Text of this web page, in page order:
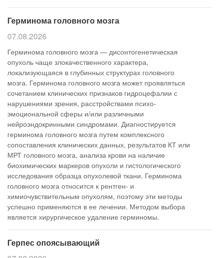
Герминома головного мозга
07.08.2026
Герминома головного мозга — дисонтогенетическая
опухоль чаще злокачественного характера,
локализующаяся в глубинных структурах головного
мозга. Герминома головного мозга может проявляться
сочетанием клинических признаков гидроцефалии с
нарушениями зрения, расстройствами психо-
эмоциональной сферы и/или различными
нейроэндокринными синдромами. Диагностируется
герминома головного мозга путем комплексного
сопоставления клинических данных, результатов КТ или
МРТ головного мозга, анализа крови на наличие
биохимических маркеров опухоли и гистологического
исследования образца опухолевой ткани. Герминома
головного мозга относится к рентген- и
химиочувствительным опухолям, поэтому эти методы
успешно применяются в ее лечении. Методом выбора
является хирургическое удаление герминомы.
Герпес опоясывающий